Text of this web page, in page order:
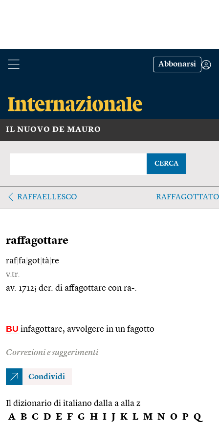
Abbonarsi
IL NUOVO DE MAURO
CERCA
RAFFAELLESCO RAFFAGOTTATO
raffagottare
raf|fa got tà re
v.tr.
av. 1712; der. di affagottare con ra-.
BU infagottare, avvolgere in un fagotto
Correzioni e suggerimenti
Condividi
Il dizionario di italiano dalla a alla z
A B C D E F G H I J K L M N O P Q